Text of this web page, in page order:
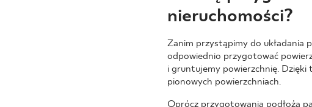
nieruchomości?
Zanim przystąpimy do układania
odpowiednio przygotować
i gruntujemy powierzchnię.
pionowych powierzchniach.
Oprócz przygotowania podłoża